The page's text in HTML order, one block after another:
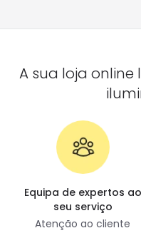
A sua loja
Equipa de expertos ao
seu serviço
Atenção ao cliente